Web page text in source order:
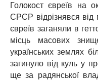
Голокост євреїв на
СРСР відрізнявся від
євреїв заганяли в
місць масових
українських землях
загинуло від куль у
ще за радянської